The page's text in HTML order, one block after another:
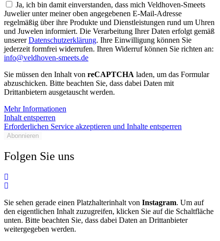
Ja, ich bin damit einverstanden, dass mich Veldhoven-Smeets
Juwelier unter meiner oben angegebenen E-Mail-Adresse
regelmäßig über ihre Produkte und Dienstleistungen rund um Uhren
und Juwelen informiert. Die Verarbeitung Ihrer Daten erfolgt gemäß
unsererDatenschutzerklärung. Ihre Einwilligung können Sie
jederzeit formfrei widerrufen. Ihren Widerruf können Sie richten an:
info@veldhoven-smeets.de
Sie müssen den Inhalt von reCAPTCHA laden, um das Formular
abzuschicken. Bitte beachten Sie, dass dabei Daten mit
Drittanbietern ausgetauscht werden.
Mehr Informationen
Inhalt entsperren
Erforderlichen Service akzeptieren und Inhalte entsperren
Abonnieren
Folgen Sie uns
Sie sehen gerade einen Platzhalterinhalt von Instagram. Um auf
den eigentlichen Inhalt zuzugreifen, klicken Sie auf die Schaltfläche
unten. Bitte beachten Sie, dass dabei Daten an Drittanbieter
weitergegeben werden.